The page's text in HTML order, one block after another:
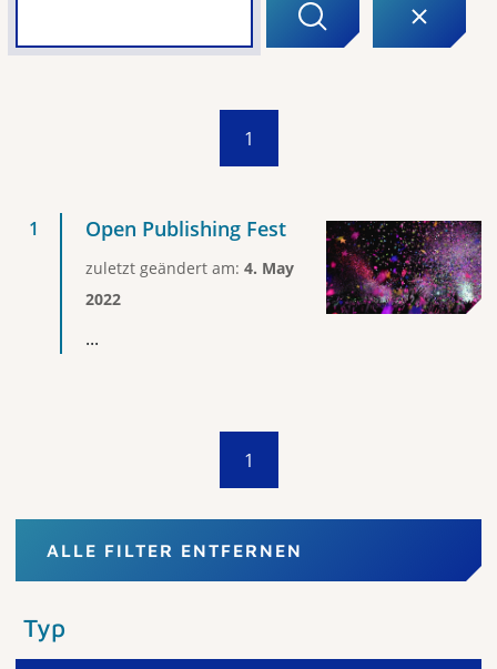
1
Open Publishing Fest
zuletzt geändert am: 4. May
2022
...
1
ALLE FILTER ENTFERNEN
Typ